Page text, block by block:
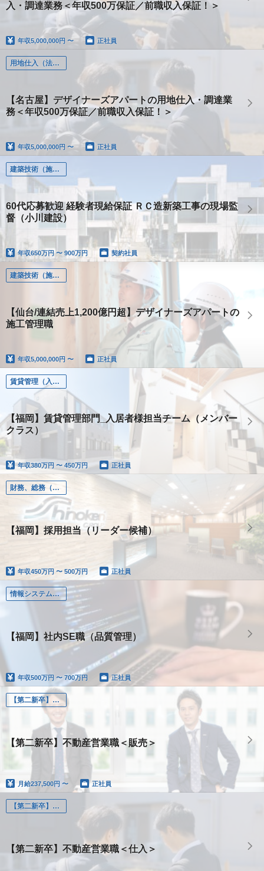
入・調達業務＜年収500万保証／前職収入保証！＞
年収5,000,000円 〜 正社員
用地仕入（法人営業）
【名古屋】デザイナーズアパートの用地仕入・調達業
務＜年収500万保証／前職収入保証！＞
年収5,000,000円 〜 正社員
建築技術（施工管理、設計、土木、設備）
60代応募歓迎 経験者現給保証 ＲＣ造新築工事の現場監
督（小川建設）
年収650万円 〜 900万円 契約社員
建築技術（施工管理、設計、土木、設備）
【仙台/連結売上1,200億円超】デザイナーズアパートの
施工管理職
年収5,000,000円 〜 正社員
賃貸管理（入居者様管理、オーナー様管理）
【福岡】賃貸管理部門_入居者様担当チーム（メンバー
クラス）
年収380万円 〜 450万円 正社員
財務、総務（財務、総務、人事、労務）
【福岡】採用担当（リーダー候補）
年収450万円 〜 500万円 正社員
情報システム（社内SE、システムエンジニア）
【福岡】社内SE職（品質管理）
年収500万円 〜 700万円 正社員
【第二新卒】不動産営業職＜販売＞
【第二新卒】不動産営業職＜販売＞
月給237,500円 〜 正社員
【第二新卒】不動産営業職＜仕入＞
【第二新卒】不動産営業職＜仕入＞